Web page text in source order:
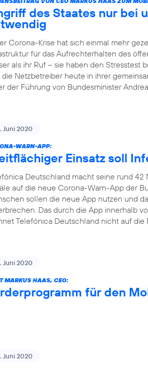
des Staates nur bei
Corona-Krise hat sich einmal mehr
für das Aufrechterhalten des
als ihr Ruf – sie haben den Stresstest
die Netzbetreiber heute in ihrer
der Führung von Bundesminister
Juni 2020
WARN-APP:
Einsatz soll
Deutschland macht seine rund
auf die neue Corona-Warn-App der
sollen die neue App nutzen und
Das durch die App innerhalb
Telefónica Deutschland nicht auf
Juni 2020
MARKUS HAAS, CEO:
für den
Juni 2020